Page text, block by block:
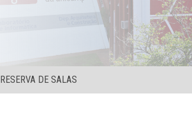
RESERVA DE SALAS